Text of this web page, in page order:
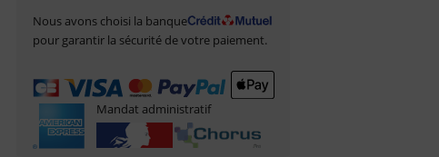
Nous avons choisi la banque
pour garantir la sécurité de votre paiement.
Mandat administratif